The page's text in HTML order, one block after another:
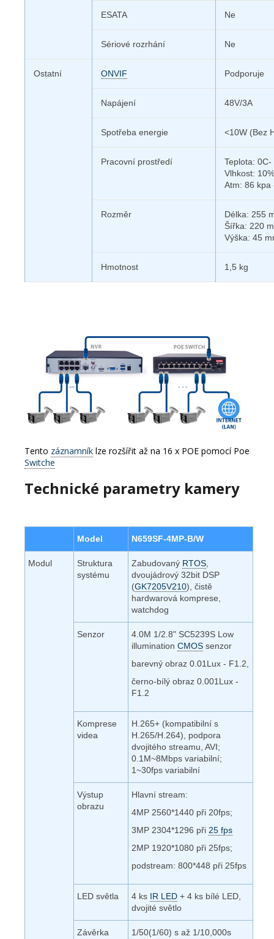
ESATA Ne
Sériové rozrhání Ne
Ostatní ONVIF Podporuje
Napájení 48V/3A
Spotřeba energie <10W (Bez
Pracovní prostředí
Teplota: 0C-
Vlhkost:
Atm: 86 kpa
Rozměr
Délka: 255
Šířka: 220
Výška: 45
Hmotnost 1,5 kg
Tento záznamník lze rozšířit až na 16 x POE pomocí Poe
Switche
Technické parametry kamery
Model N659SF-4MP-B/W
Modul
Struktura
systému
Zabudovaný RTOS
dvoujádrový 32bit DSP
(GK7205V210), čistě
hardwarová komprese,
watchdog
Senzor
4.0M 1/2.8" SC5239S Low
illumination CMOS senzor
barevný obraz 0.01Lux - F1.2,
černo-bílý obraz 0.001Lux -
F1.2
Komprese
videa
H.265+ (kompatibilní s
H.265/H.264), podpora
dvojitého streamu, AVI;
0.1M~8Mbps variabilní;
1~30fps variabilní
Výstup
obrazu
Hlavní stream:
4MP 2560*1440 při 20fps;
3MP 2304*1296 při 25 fps
2MP 1920*1080 při 25fps;
podstream: 800*448 při 25fps
LED světla 4 ks IR LED + 4 ks bílé LED,
dvojité světlo
Závěrka 1/50(1/60) s až 1/10,000s